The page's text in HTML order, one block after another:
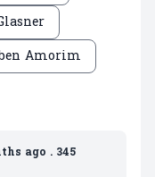
Amorim
ago . 345